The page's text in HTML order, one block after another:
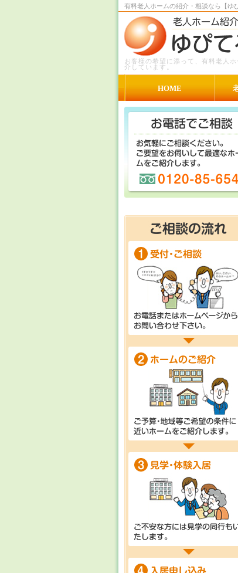
有料老人ホームの紹介・相談なら【ゆ
お客様の希望に添って、有料老人
介しています。
HOME